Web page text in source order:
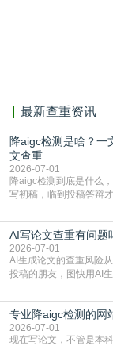
最新查重资讯
降aigc检测是啥？一
文查重
2026-07-01
降aigc检测到底是什么
写初稿，临到投稿答辩
怕是已经入行的科研人
准。其实，降aigc检测
了满足现在高校、期刊对
AI写论文查重有问题
2026-07-01
AI生成论文的查重风险
投稿的朋友，图快用AI
自带不可忽视的查重风
于训练数据的概率拼接
有的高频公共表述，甚
专业降aigc检测的网
2026-07-01
现在写论文，不管是本